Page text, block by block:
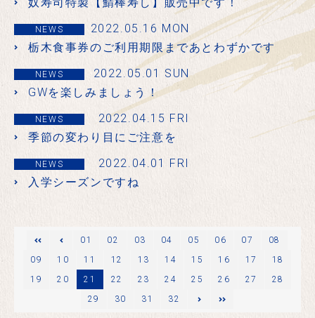
NEWS
2022.05.16 MON
栃木食事券のご利用期限まであとわずかです
NEWS
2022.05.01 SUN
GWを楽しみましょう！
NEWS
2022.04.15 FRI
季節の変わり目にご注意を
NEWS
2022.04.01 FRI
入学シーズンですね
01 02 03 04 05 06 07
08
09
10 11 12 13 14 15 16 17
18
19
20 21 22 23 24 25 26 27
28
29
30 31 32
次のページ
最後